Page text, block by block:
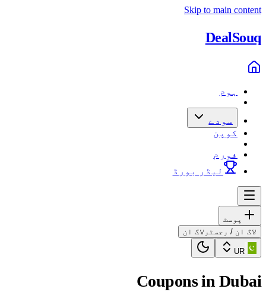
Skip to main content
DealSouq
ہوم
سودے
کوپن
فورم
لیڈر بورڈ
پوسٹ
لاگ ان / رجسٹر لاگ ان
UR
Coupons in Dubai